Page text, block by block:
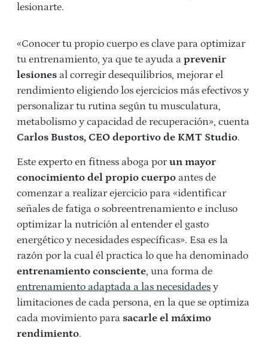
lesionarte.
«Conocer tu propio cuerpo es clave para optimizar
tu entrenamiento, ya que te ayuda a prevenir
lesiones al corregir desequilibrios, mejorar el
rendimiento eligiendo los ejercicios más efectivos y
personalizar tu rutina según tu musculatura,
metabolismo y capacidad de recuperación», cuenta
Carlos Bustos, CEO deportivo de KMT Studio.
Este experto en fitness aboga porun mayor
conocimiento del propio cuerpo antes de
comenzar a realizar ejercicio para «identificar
señales de fatiga o sobreentrenamiento e incluso
optimizar la nutrición al entender el gasto
energético y necesidades específicas». Esa es la
razón por la cual él practica lo que ha denominado
entrenamiento consciente, una forma de
entrenamiento adaptada a las necesidades y
limitaciones de cada persona, en la que se optimiza
cada movimiento para sacarle el máximo
rendimiento.